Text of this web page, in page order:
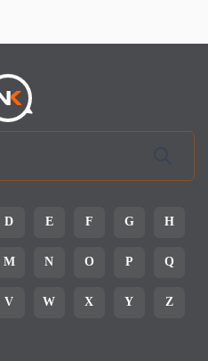
D E F G H
M N O P Q
V W X Y Z